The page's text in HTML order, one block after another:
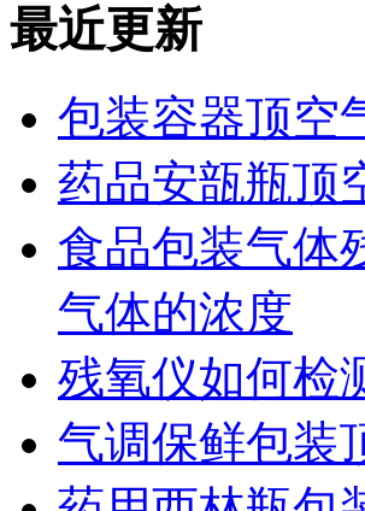
最近更新
包装容器顶空
药品安瓿瓶顶
食品包装气体
气体的浓度
残氧仪如何检
气调保鲜包装